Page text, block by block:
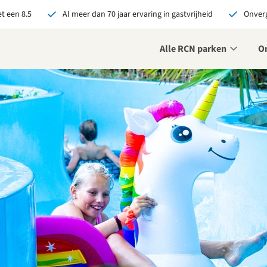
een 8.5 Al meer dan 70 jaar ervaring in gastvrijheid
Alle RCN parken
bij RCN boekt, krijg je:
De beste prijsgarantie
Exclusieve voordelen
Persoonlijk contact
alle voordelen